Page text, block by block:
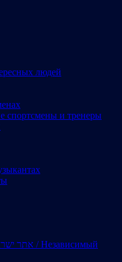
людей
спортсмены и тренеры